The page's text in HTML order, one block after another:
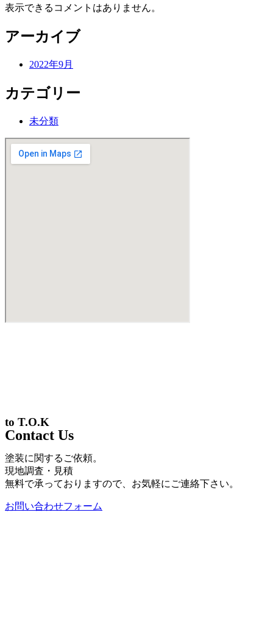
ー
表示できるコメントはありません。
アーカイブ
2022年9月
カテゴリー
未分類
to T.O.K
Contact Us
塗装に関するご依頼。
現地調査・見積
無料で承っておりますので、お気軽にご連絡下さい。
お問い合わせフォーム